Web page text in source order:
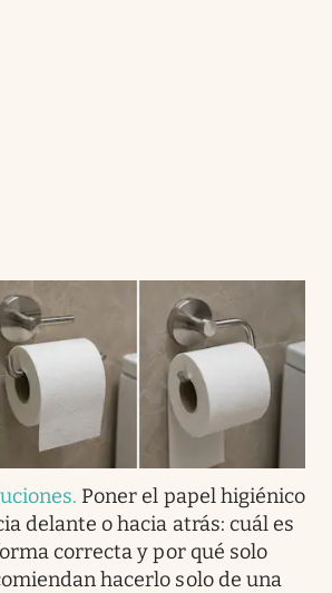
. Poner el papel higiénico
delante o hacia atrás: cuál es
correcta y por qué solo
hacerlo solo de una